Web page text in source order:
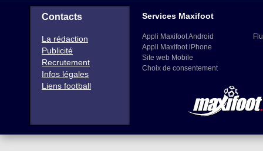
Contacts
La rédaction
Publicité
Recrutement
Infos légales
Liens football
Services Maxifoot
Appli Maxifoot Android
Appli Maxifoot iPhone
Site web Mobile
Choix de consentement